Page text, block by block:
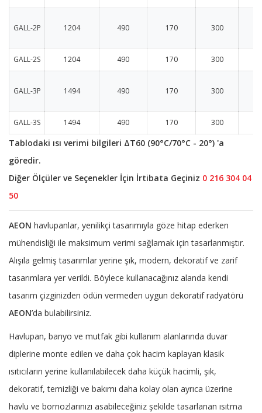
GALL-2P 1204 490 170 300
GALL-2S 1204 490 170 300
GALL-3P 1494 490 170 300
GALL-3S 1494 490 170 300
Tablodaki ısı verimi bilgileri ΔT60 (90°C/70°C - 20°) 'a
göredir.
Diğer Ölçüler ve Seçenekler İçin İrtibata Geçiniz 0 216 304 04
50
AEON havlupanlar, yenilikçi tasarımıyla göze hitap ederken
mühendisliği ile maksimum verimi sağlamak için tasarlanmıştır.
Alışıla gelmiş tasarımlar yerine şık, modern, dekoratif ve zarif
tasarımlara yer verildi. Böylece kullanacağınız alanda kendi
tasarım çizginizden ödün vermeden uygun dekoratif radyatörü
AEON’da bulabilirsiniz.
Havlupan, banyo ve mutfak gibi kullanım alanlarında duvar
diplerine monte edilen ve daha çok hacim kaplayan klasik
ısıtıcıların yerine kullanılabilecek daha küçük hacimli, şık,
dekoratif, temizliği ve bakımı daha kolay olan ayrıca üzerine
havlu ve bornozlarınızı asabileceğiniz şekilde tasarlanan ısıtma